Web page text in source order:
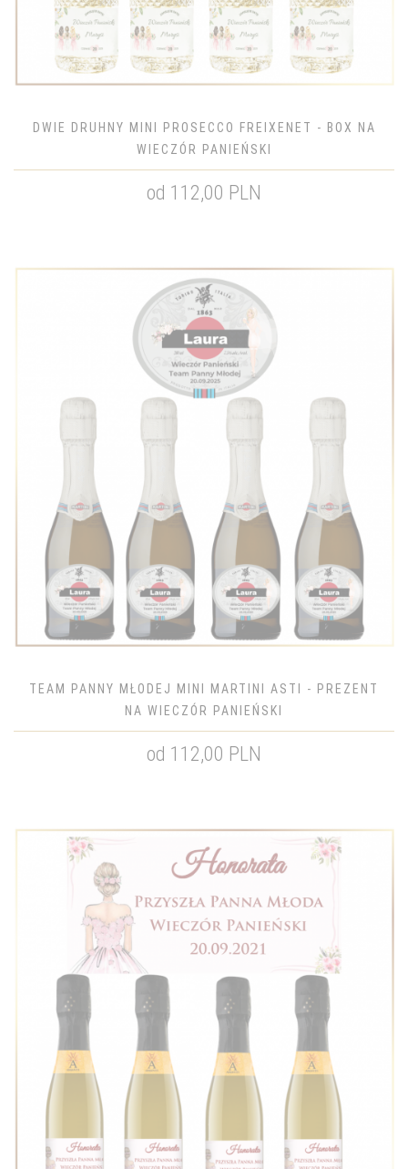
DWIE DRUHNY MINI PROSECCO FREIXENET - BOX NA
WIECZÓR PANIEŃSKI
od 112,00 PLN
TEAM PANNY MŁODEJ MINI MARTINI ASTI - PREZENT
NA WIECZÓR PANIEŃSKI
od 112,00 PLN